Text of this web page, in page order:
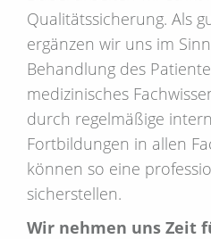
Qualitätssicherung. Als
ergänzen wir uns im
Behandlung des
medizinisches
durch regelmäßige
Fortbildungen in allen
können so eine
sicherstellen.
Wir nehmen uns Zeit